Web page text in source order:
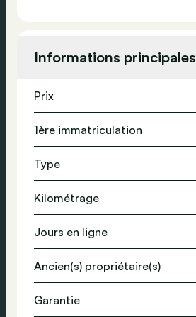
Informations principales
Prix
1ère immatriculation
Type
Kilométrage
Jours en ligne
Ancien(s) propriétaire(s)
Garantie